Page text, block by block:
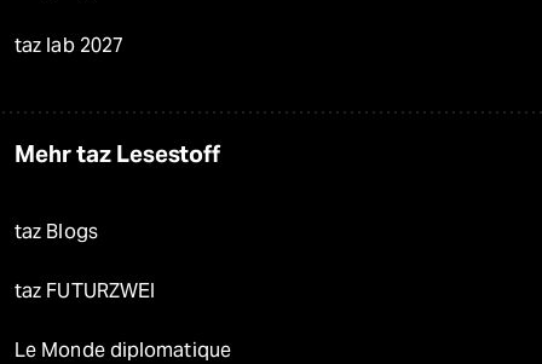
taz lab 2027
Mehr taz Lesestoff
taz Blogs
taz FUTURZWEI
Le Monde diplomatique